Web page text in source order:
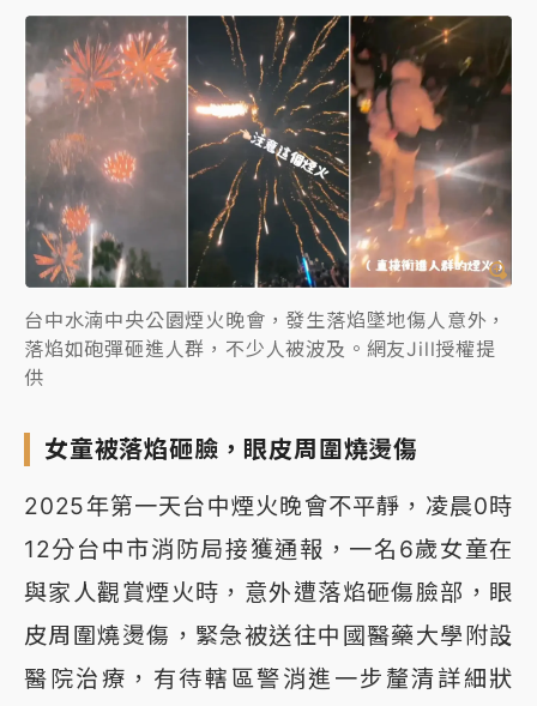
台中水湳中央公園煙火晚會，發生落焰墜地傷人意外，
落焰如砲彈砸進人群，不少人被波及。網友Jill授權提
供
女童被落焰砸臉，眼皮周圍燒燙傷
2025年第一天台中煙火晚會不平靜，凌晨0時
12分台中市消防局接獲通報，一名6歲女童在
與家人觀賞煙火時，意外遭落焰砸傷臉部，眼
皮周圍燒燙傷，緊急被送往中國醫藥大學附設
醫院治療，有待轄區警消進一步釐清詳細狀